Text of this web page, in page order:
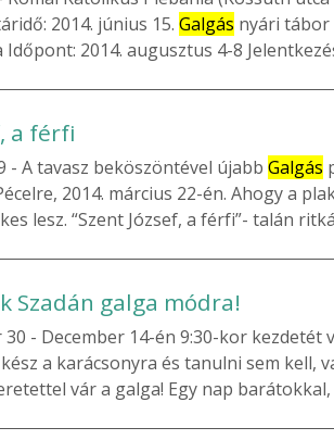
2014. június 15. Galgás nyári tábor
Időpont: 2014. augusztus 4-8
a férfi
A tavasz beköszöntével újabb Galgás
2014. március 22-én. Ahogy a
lesz. “Szent József, a férfi”- talán
Szadán galga módra!
30 December 14-én 9:30-kor kezdetét
a karácsonyra és tanulni sem kell,
vár a galga! Egy nap